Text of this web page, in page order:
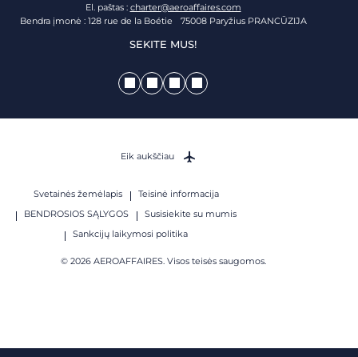
El. paštas : charter@aeroaffaires.com
Bendra įmonė : 128 rue de la Boétie 75008 Paryžius PRANCŪZIJA
SEKITE MUS!
Svetainės žemėlapis
Teisinė informacija
BENDROSIOS SĄLYGOS
Susisiekite su mumis
Sankcijų laikymosi politika
© 2026 AEROAFFAIRES. Visos teisės saugomos.
Eik aukščiau